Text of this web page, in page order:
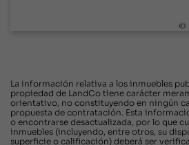
©
La información relativa a los inmuebles
propiedad de LandCo tiene carácter
orientativo, no constituyendo en ningún
propuesta de contratación. Esta
o encontrarse desactualizada, por lo que
inmuebles (incluyendo, entre otros, su
superficie o calificación) deberá ser